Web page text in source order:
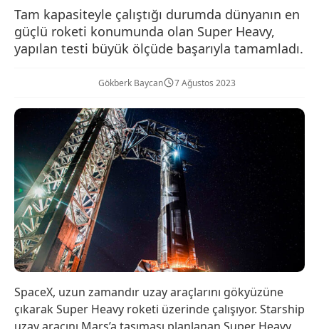
Tam kapasiteyle çalıştığı durumda dünyanın en
güçlü roketi konumunda olan Super Heavy,
yapılan testi büyük ölçüde başarıyla tamamladı.
Gökberk Baycan 7 Ağustos 2023
SpaceX, uzun zamandır uzay araçlarını gökyüzüne
çıkarak Super Heavy roketi üzerinde çalışıyor. Starship
uzay aracını Mars’a taşıması planlanan Super Heavy